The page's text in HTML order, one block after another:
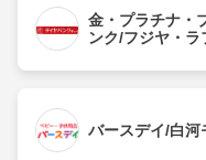
金・プラチナ・
ンク/フジヤ・
バースデイ/白河